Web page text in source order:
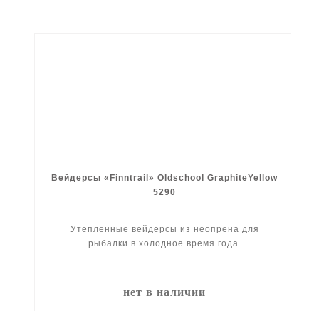
Вейдерсы «Finntrail» Oldschool GraphiteYellow
5290
Утепленные вейдерсы из неопрена для
рыбалки в холодное время года.
нет в наличии